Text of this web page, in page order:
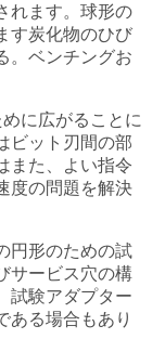
れます。球形の
す炭化物のひび
。ベンチングお
に広がることに
ビット刃間の部
また、よい指令
度の問題を解決
円形のための試
サービス穴の構
試験アダプター
ある場合もあり